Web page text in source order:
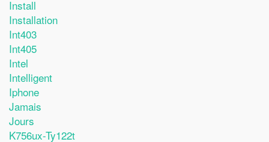
Install
Installation
Int403
Int405
Intel
Intelligent
Iphone
Jamais
Jours
K756ux-Ty122t